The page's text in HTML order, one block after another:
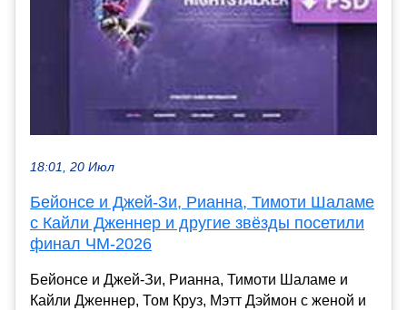
18:01, 20 Июл
Бейонсе и Джей-Зи, Рианна, Тимоти Шаламе
с Кайли Дженнер и другие звёзды посетили
финал ЧМ-2026
Бейонсе и Джей-Зи, Рианна, Тимоти Шаламе и
Кайли Дженнер, Том Круз, Мэтт Дэймон с женой и